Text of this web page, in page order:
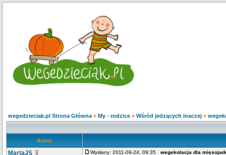
wegedzieciak.pl Strona Główna » My - rodzice » Wśród jedzących inaczej »
Autor
MartaJS Wysłany: 2011-09-24, 09:35 wegekolacja dla